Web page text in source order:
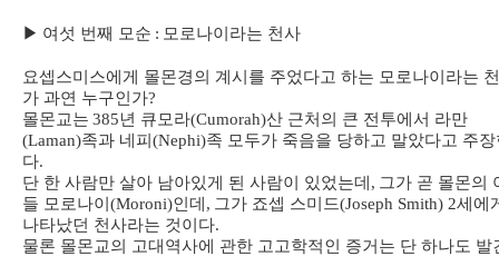
▶ 여섯 번째 모순 : 모로나이라는 천사
요셉스미스에게 몰몬경의 계시를 주었다고 하는 모로나이라는
가 과연 누구인가?
몰몬교는 385년 큐모라(Cumorah)산 근처의 큰 전투에서 라만
(Laman)족과 네피 (Nephi)족 모두가 죽음을 당하고 말았다고 주장
다.
단 한 사람만 살아 남아있게 된 사람이 있었는데 , 그가 곧 몰몬의
들 모로나이 (Moroni)인데 , 그가 죠셉 스미드(Joseph Smith) 2세에
나타났던 천사라는 것이다.
물론 몰몬교의 고대역사에 관한 고고학적인 증거는 단 하나도 발